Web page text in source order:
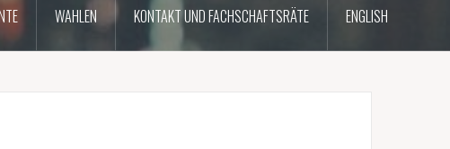
WAHLEN KONTAKT UND FACHSCHAFTSRÄTE ENGLISH